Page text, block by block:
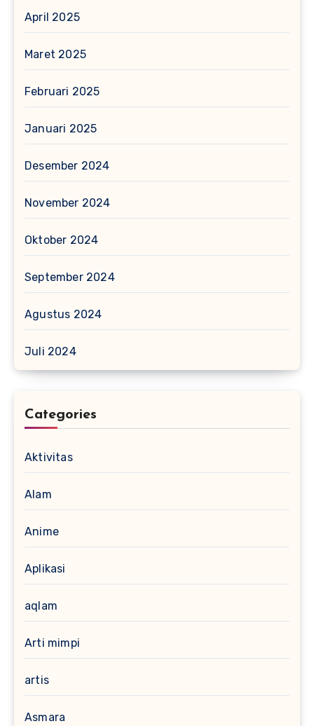
April 2025
Maret 2025
Februari 2025
Januari 2025
Desember 2024
November 2024
Oktober 2024
September 2024
Agustus 2024
Juli 2024
Categories
Aktivitas
Alam
Anime
Aplikasi
aqlam
Arti mimpi
artis
Asmara